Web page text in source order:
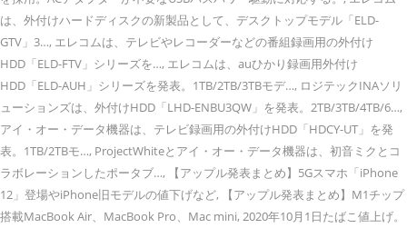
は、外付けハードディスクの新製品として、デスクトップモデル「ELD-
GTV」3…, エレコムは、テレビやレコーダーなどの番組録画用の外付け
HDD「ELD-FTV」シリーズを…, エレコムは、auひかり録画用外付け
HDD「ELD-AUH」シリーズを発表。1TB/2TB/3TBモデ…, ロジテックINAソリ
ューションズは、外付けHDD「LHD-ENBU3QW」を発表。2TB/3TB/4TB/6…,
アイ・オー・データ機器は、テレビ録画用の外付けHDD「HDCY-UT」を発
表。1TB/2TBモ…, ProjectWhiteとアイ・オー・データ機器は、初音ミクとコ
ラボレーションしたポータブ…, 【アップル発表まとめ】5Gスマホ「iPhone
12」登場やiPhone旧モデルの値下げなど, 【アップル発表まとめ】M1チップ
搭載MacBook Air、MacBook Pro、Mac mini, 2020年10月1日たばこ値上げ。